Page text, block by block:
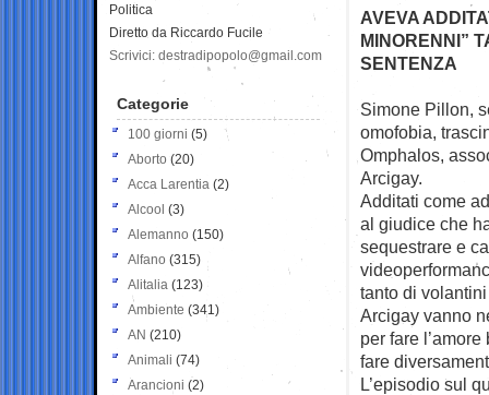
AVEVA
MINORENNI”
SENTENZA
Simone Pillon,
omofobia,
Omphalos,
Arcigay.
Additati come
al giudice che
sequestrare e
tanto di
Arcigay vanno
per fare
fare
L’episodio sul
Politica
Diretto da Riccardo Fucile
Scrivici: destradipopolo@gmail.com
Categorie
100 giorni (5)
Aborto (20)
Acca Larentia (2)
Alcool (3)
Alemanno (150)
Alfano (315)
Alitalia (123)
Ambiente (341)
AN (210)
Animali (74)
Arancioni (2)